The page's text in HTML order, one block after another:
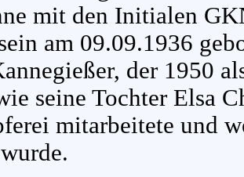
mit den Initialen
am 09.09.1936
der 1950
seine Tochter Elsa
mitarbeitete und